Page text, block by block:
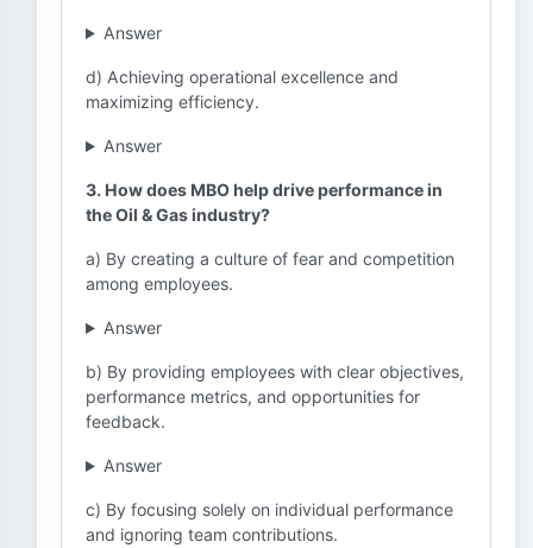
Answer
d) Achieving operational excellence and
maximizing efficiency.
Answer
3. How does MBO help drive performance in
the Oil & Gas industry?
a) By creating a culture of fear and competition
among employees.
Answer
b) By providing employees with clear objectives,
performance metrics, and opportunities for
feedback.
Answer
c) By focusing solely on individual performance
and ignoring team contributions.